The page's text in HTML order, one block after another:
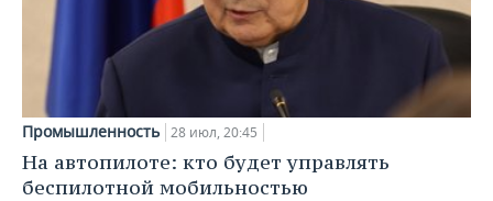
Промышленность 28 июл, 20:45
На автопилоте: кто будет управлять
беспилотной мобильностью